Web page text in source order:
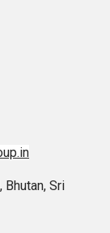
Bhutan, Sri